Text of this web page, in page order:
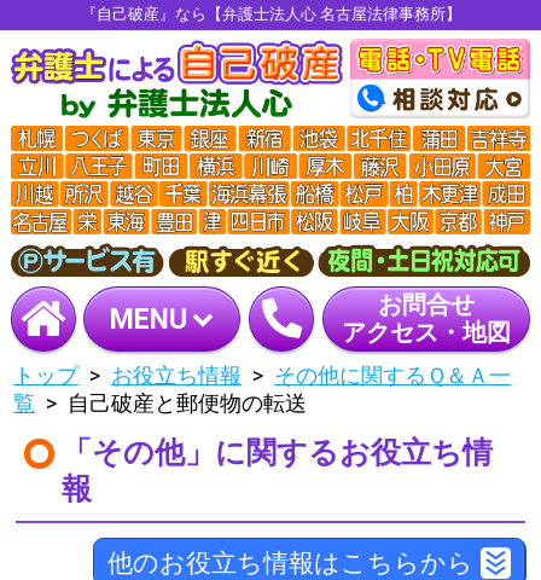
『自己破産』なら【弁護士法人心 名古屋法律事務所】
MENU
お問合せ
アクセス・地図
トップ お役立ち情報
その他に関するＱ＆Ａ一
覧
自己破産と郵便物の転送
「その他」に関するお役立ち情
報
他のお役立ち情報はこちらから